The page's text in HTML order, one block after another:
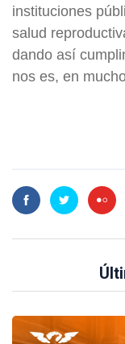
instituciones
salud
dando así
nos es, en